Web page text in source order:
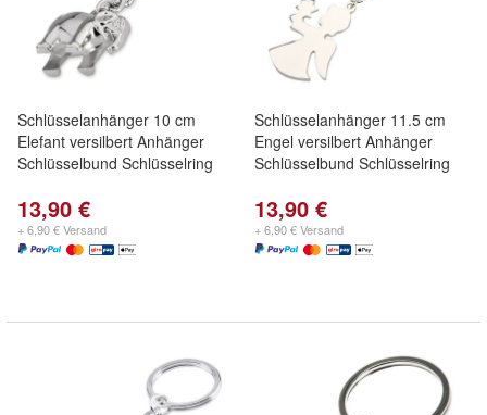
Schlüsselanhänger 10 cm
Elefant versilbert Anhänger
Schlüsselbund Schlüsselring
13,90 €
+ 6,90 € Versand
Schlüsselanhänger 11.5 cm
Engel versilbert Anhänger
Schlüsselbund Schlüsselring
13,90 €
+ 6,90 € Versand